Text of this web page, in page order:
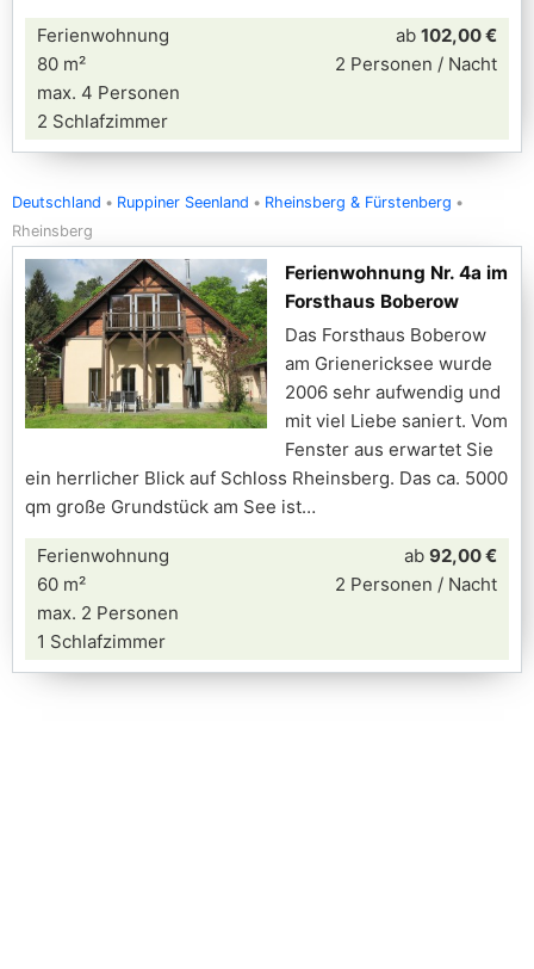
Ferienwohnung
80 m²
max. 4 Personen
2 Schlafzimmer
ab 102,00 €
2 Personen / Nacht
Deutschland Ruppiner Seenland
Rheinsberg & Fürstenberg
Rheinsberg
Ferienwohnung Nr. 4a im
Forsthaus Boberow
Das Forsthaus Boberow
am Grienericksee wurde
2006 sehr aufwendig und
mit viel Liebe saniert. Vom
Fenster aus erwartet Sie
ein herrlicher Blick auf Schloss Rheinsberg. Das ca. 5000
qm große Grundstück am See ist
Ferienwohnung
60 m²
max. 2 Personen
1 Schlafzimmer
ab 92,00 €
2 Personen / Nacht